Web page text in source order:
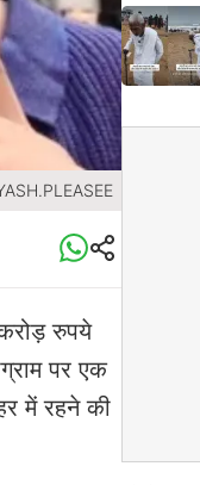
रुपये
पर एक
में रहने की